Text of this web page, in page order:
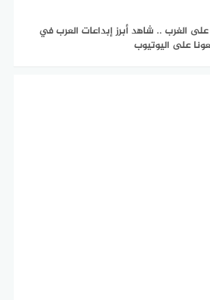
على الغرب .. شاهد أبرز إبداعات العرب في
على اليوتيوب